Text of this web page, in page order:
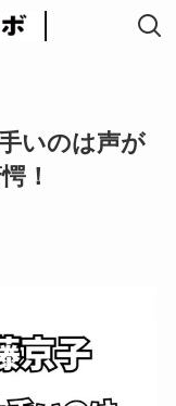
いのは声が
！